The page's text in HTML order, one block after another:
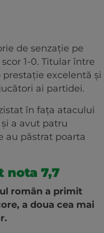
de senzație pe
1-0. Titular între
excelentă și
ai partidei.
în fața atacului
a avut patru
au păstrat poarta
nota 7,7
român a primit
a doua cea mai